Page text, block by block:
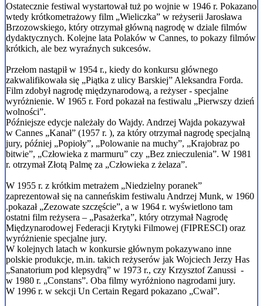
Ostatecznie festiwal wystartował tuż po wojnie w 1946 r. Pokazano
wtedy krótkometrażowy film „Wieliczka” w reżyserii Jarosława
Brzozowskiego, który otrzymał główną nagrodę w dziale filmów
dydaktycznych. Kolejne lata Polaków w Cannes, to pokazy filmów
krótkich, ale bez wyraźnych sukcesów.
Przełom nastąpił w 1954 r., kiedy do konkursu głównego
zakwalifikowała się „Piątka z ulicy Barskiej” Aleksandra Forda.
Film zdobył nagrodę międzynarodową, a reżyser - specjalne
wyróżnienie. W 1965 r. Ford pokazał na festiwalu „Pierwszy dzień
wolności”.
Późniejsze edycje należały do Wajdy. Andrzej Wajda pokazywał
w Cannes „Kanał” (1957 r. ), za który otrzymał nagrodę specjalną
jury, później „Popioły”, „Polowanie na muchy”, „Krajobraz po
bitwie”, „Człowieka z marmuru” czy „Bez znieczulenia”. W 1981
r. otrzymał Złotą Palmę za „Człowieka z żelaza”.
W 1955 r. z krótkim metrażem „Niedzielny poranek”
zaprezentował się na canneńskim festiwalu Andrzej Munk, w 1960
.pokazał „Zezowate szczęście”, a w 1964 r. wyświetlono tam
ostatni film reżysera – „Pasażerka”, który otrzymał Nagrodę
Międzynarodowej Federacji Krytyki Filmowej (FIPRESCI) oraz
wyróżnienie specjalne jury.
W kolejnych latach w konkursie głównym pokazywano inne
polskie produkcje, m.in. takich reżyserów jak Wojciech Jerzy Has
„Sanatorium pod klepsydrą” w 1973 r., czy Krzysztof Zanussi -
w 1980 r. „Constans”. Oba filmy wyróżniono nagrodami jury.
W 1996 r. w sekcji Un Certain Regard pokazano „Cwał”.